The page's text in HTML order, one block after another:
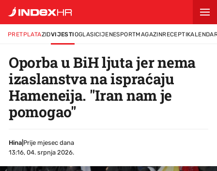
PRETPLATAZIDVIJESTIOGLASICIJENESPORTMAGAZINRECEPTI
Oporba u BiH ljuta jer nema
izaslanstva na ispraćaju
Hameneija. "Iran nam je
pomogao"
Hina
Prije mjesec dana
13:16, 04. srpnja 2026.